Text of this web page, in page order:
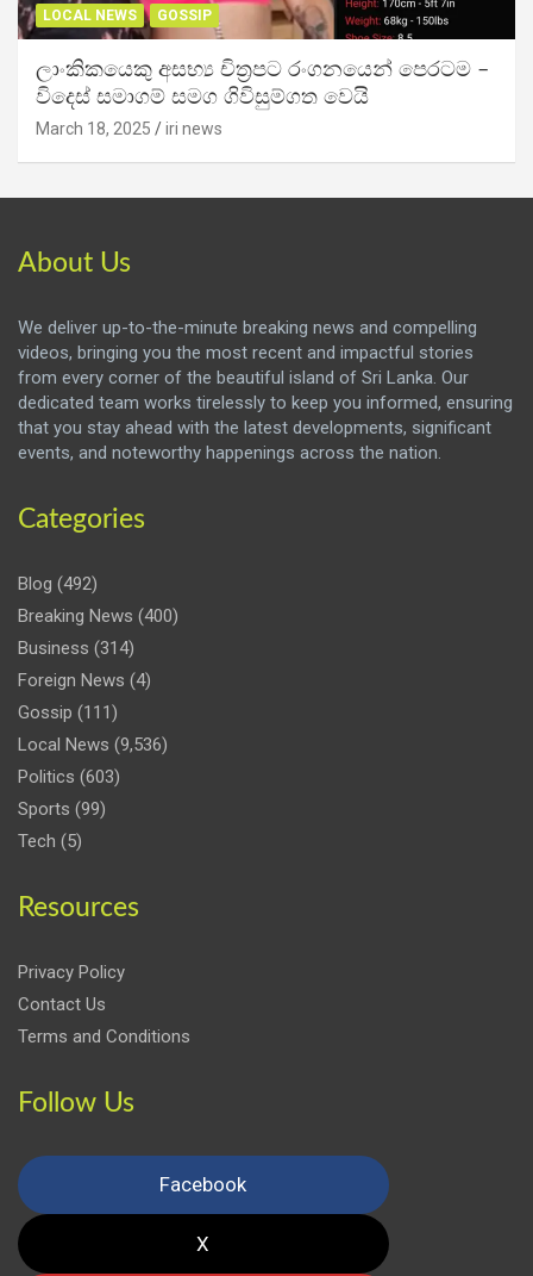
LOCAL NEWS GOSSIP
ලාංකිකයෙකු අසභ්‍ය චිත්‍රපට රංගනයෙන් පෙරටම –
විදෙස් සමාගම් සමග ගිවිසුම්ගත වෙයි
March 18, 2025 iri news
About Us
We deliver up-to-the-minute breaking news and compelling
videos, bringing you the most recent and impactful stories
from every corner of the beautiful island of Sri Lanka. Our
dedicated team works tirelessly to keep you informed, ensuring
that you stay ahead with the latest developments, significant
events, and noteworthy happenings across the nation.
Categories
Blog (492)
Breaking News (400)
Business (314)
Foreign News (4)
Gossip (111)
Local News (9,536)
Politics (603)
Sports (99)
Tech (5)
Resources
Privacy Policy
Contact Us
Terms and Conditions
Follow Us
Facebook
X